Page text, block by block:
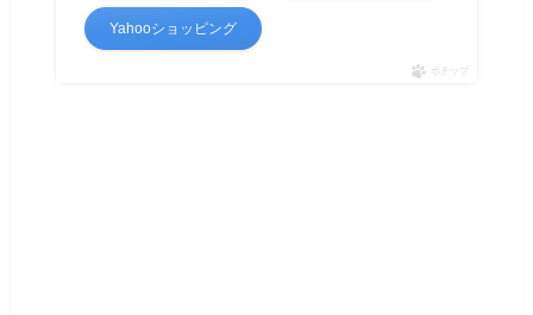
Yahooショッピング
ポチップ